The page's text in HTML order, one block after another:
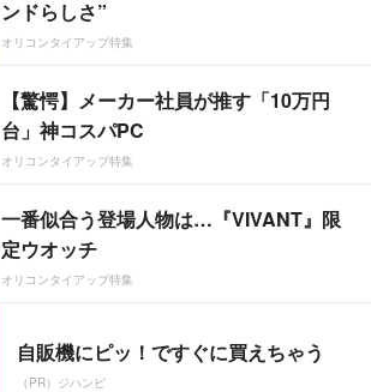
ンドらしさ”
オリコンタイアップ特集
【驚愕】メーカー社員が推す「10万円
台」神コスパPC
オリコンタイアップ特集
一番似合う登場人物は…『VIVANT』限
定ウオッチ
オリコンタイアップ特集
自販機にピッ！ですぐに買えちゃう
（PR）ジハンピ